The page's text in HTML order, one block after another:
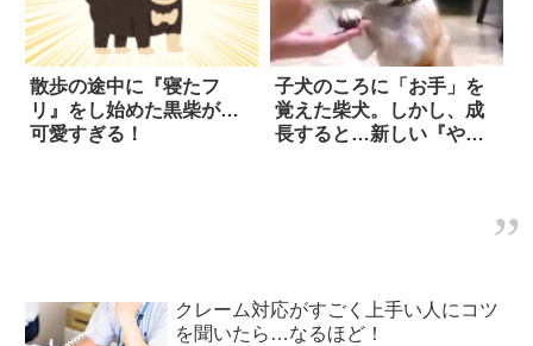
散歩の途中に『寝たフ
リ』をし始めた黒柴が…
可愛すぎる！
子犬のころに「お手」を
覚えた柴犬。しかし、成
長すると…新しい『やり
クレーム対応がすごく上手い人にコツ
を聞いたら…なるほど！